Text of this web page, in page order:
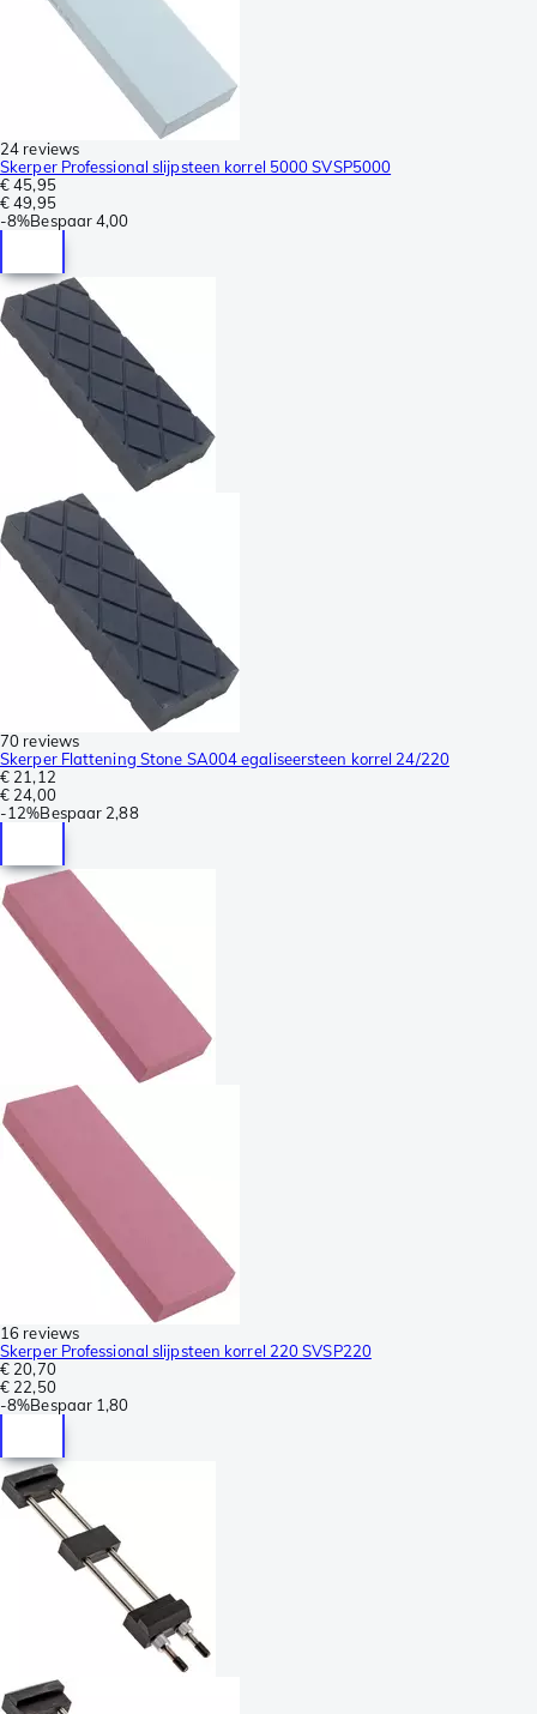
24 reviews
Skerper Professional slijpsteen korrel 5000 SVSP5000
€ 45,95
€ 49,95
-8%Bespaar4,00
70 reviews
Skerper Flattening Stone SA004 egaliseersteen korrel 24/220
€ 21,12
€ 24,00
-12%Bespaar 2,88
16 reviews
Skerper Professional slijpsteen korrel 220 SVSP220
€ 20,70
€ 22,50
-8%Bespaar 1,80